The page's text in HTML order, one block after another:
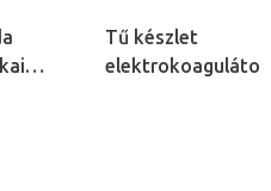
Tű készlet